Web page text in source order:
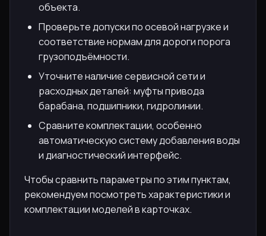
объекта.
Проверьте допуски по осевой нагрузке и
соответствие нормам для дороги порога
грузоподъёмности.
Уточните наличие сервисной сети и
расходных деталей: муфты привода
барабана, подшипники, гидролинии.
Сравните комплектации, особенно
автоматическую систему добавления воды
и диагностический интерфейс.
Чтобы сравнить параметры по этим пунктам,
рекомендуем посмотреть характеристики и
комплектации моделей в карточках.